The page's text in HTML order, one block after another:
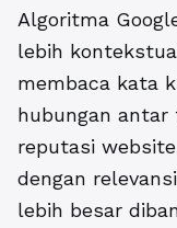
Algoritma
lebih
membaca kata
hubungan
reputasi
dengan
lebih besar